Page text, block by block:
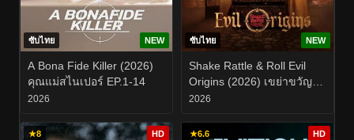
ซับไทย NEW
A Bona Fide Killer (2026)
คุณแม่สไนเปอร์ EP.1-14
2026
ซับไทย NEW
Shake Rattle & Roll Evil
Origins (2026) เขย่าขวัญ
สั่นผวา ที่มาแห่งความชั่วร้าย
2026
★8 HD ★6.6 HD